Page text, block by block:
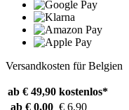
Versandkosten für Belgien
ab € 49,90 kostenlos*
ab € 0,00 € 6,90